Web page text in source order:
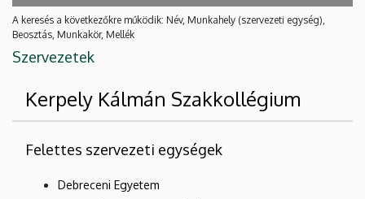
A keresés a következőkre működik: Név, Munkahely (szervezeti egység),
Beosztás, Munkakör, Mellék
Szervezetek
Kerpely Kálmán Szakkollégium
Felettes szervezeti egységek
Debreceni Egyetem